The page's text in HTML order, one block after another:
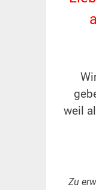
weil
Zu